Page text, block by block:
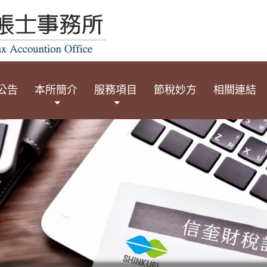
告 本所簡介 服務項目 節稅妙方 相關連結